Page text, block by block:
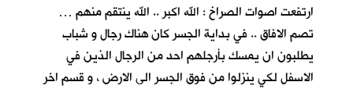
ارتفعت اصوات الصراخ : الله اكبر .. الله ينتقم منهم …
تصم الافاق .. في بداية الجسر كان هناك رجال و شباب
يطلبون ان يمسك بأرجلهم احد من الرجال الذين في
الاسفل لكي ينزلوا من فوق الجسر الى الارض ، و قسم اخر